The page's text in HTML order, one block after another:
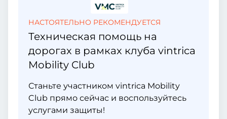
НАСТОЯТЕЛЬНО РЕКОМЕНДУЕТСЯ
Техническая помощь на
дорогах в рамках клуба vintrica
Mobility Club
Станьте участником vintrica Mobility
Club прямо сейчас и воспользуйтесь
услугами защиты!